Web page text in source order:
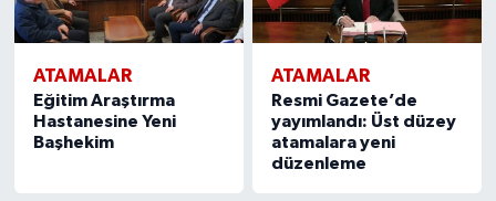
ATAMALAR
Eğitim Araştırma
Hastanesine Yeni
Başhekim
ATAMALAR
Resmi Gazete’de
yayımlandı: Üst düzey
atamalara yeni
düzenleme